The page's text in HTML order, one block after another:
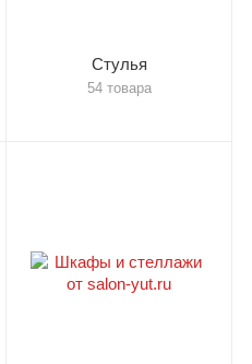
Стулья
54 товара